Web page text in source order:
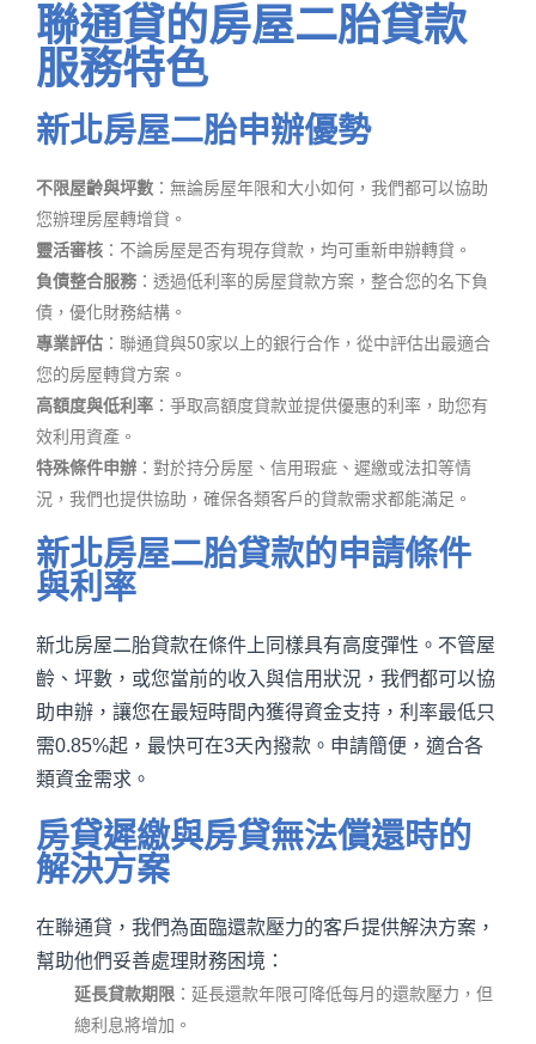
聯通貸的房屋二胎貸款
服務特色
新北房屋二胎申辦優勢
不限屋齡與坪數 ：無論房屋年限和大小如何，我們都可以協助
您辦理房屋轉增貸。
靈活審核 ：不論房屋是否有現存貸款，均可重新申辦轉貸。
負債整合服務 ：透過低利率的房屋貸款方案，整合您的名下負
債，優化財務結構。
專業評估 ：聯通貸與50家以上的銀行合作，從中評估出最適合
您的房屋轉貸方案。
高額度與低利率 ：爭取高額度貸款並提供優惠的利率，助您有
效利用資產。
特殊條件申辦 ：對於持分房屋、信用瑕疵、遲繳或法扣等情
況，我們也提供協助，確保各類客戶的貸款需求都能滿足。
新北房屋二胎貸款的申請條件
與利率
新北房屋二胎貸款在條件上同樣具有高度彈性。不管屋
齡、坪數，或您當前的收入與信用狀況，我們都可以協
助申辦，讓您在最短時間內獲得資金支持，利率最低只
需0.85%起，最快可在3天內撥款。申請簡便，適合各
類資金需求。
房貸遲繳與房貸無法償還時的
解決方案
在聯通貸，我們為面臨還款壓力的客戶提供解決方案，
幫助他們妥善處理財務困境：
延長貸款期限 ：延長還款年限可降低每月的還款壓力，但
總利息將增加。